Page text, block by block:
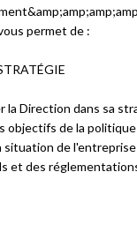
permet de :
la Direction dans sa
objectifs de la politique
situation de
et des